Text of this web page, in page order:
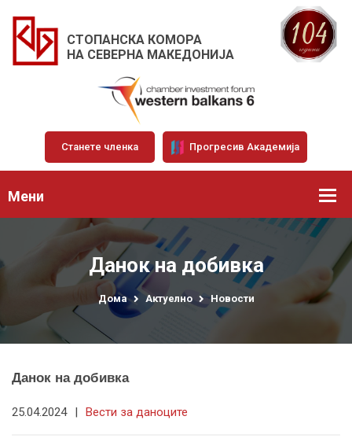
СТОПАНСКА КОМОРА
НА СЕВЕРНА МАКЕДОНИЈА
Станете членка Прогресив Академија
Мени
Данок на добивка
Дома Актуелно Новости
Данок на добивка
25.04.2024 | Вести за даноците